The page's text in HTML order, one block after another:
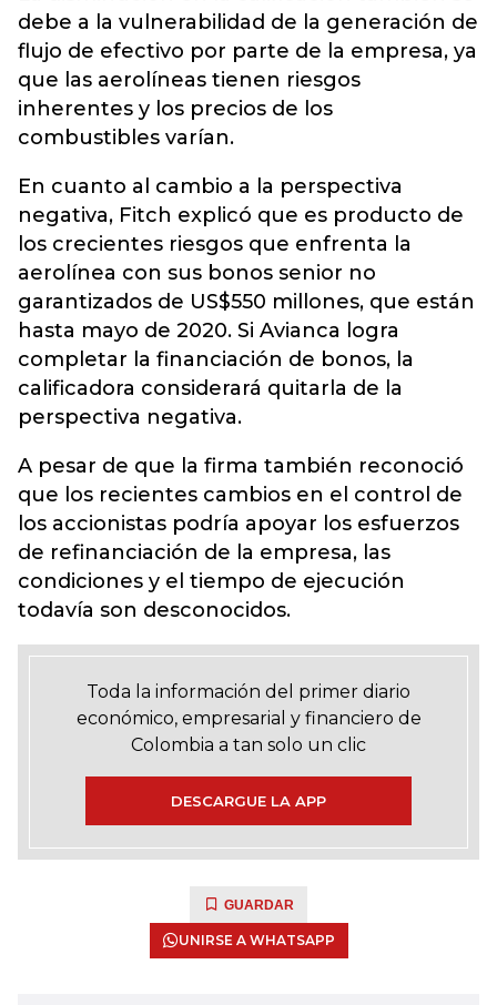
debe a la vulnerabilidad de la generación de
flujo de efectivo por parte de la empresa, ya
que las aerolíneas tienen riesgos
inherentes y los precios de los
combustibles varían.
En cuanto al cambio a la perspectiva
negativa, Fitch explicó que es producto de
los crecientes riesgos que enfrenta la
aerolínea con sus bonos senior no
garantizados de US$550 millones, que están
hasta mayo de 2020. Si Avianca logra
completar la financiación de bonos, la
calificadora considerará quitarla de la
perspectiva negativa.
A pesar de que la firma también reconoció
que los recientes cambios en el control de
los accionistas podría apoyar los esfuerzos
de refinanciación de la empresa, las
condiciones y el tiempo de ejecución
todavía son desconocidos.
Toda la información del primer diario
económico, empresarial y financiero de
Colombia a tan solo un clic
DESCARGUE LA APP
GUARDAR
UNIRSE A WHATSAPP